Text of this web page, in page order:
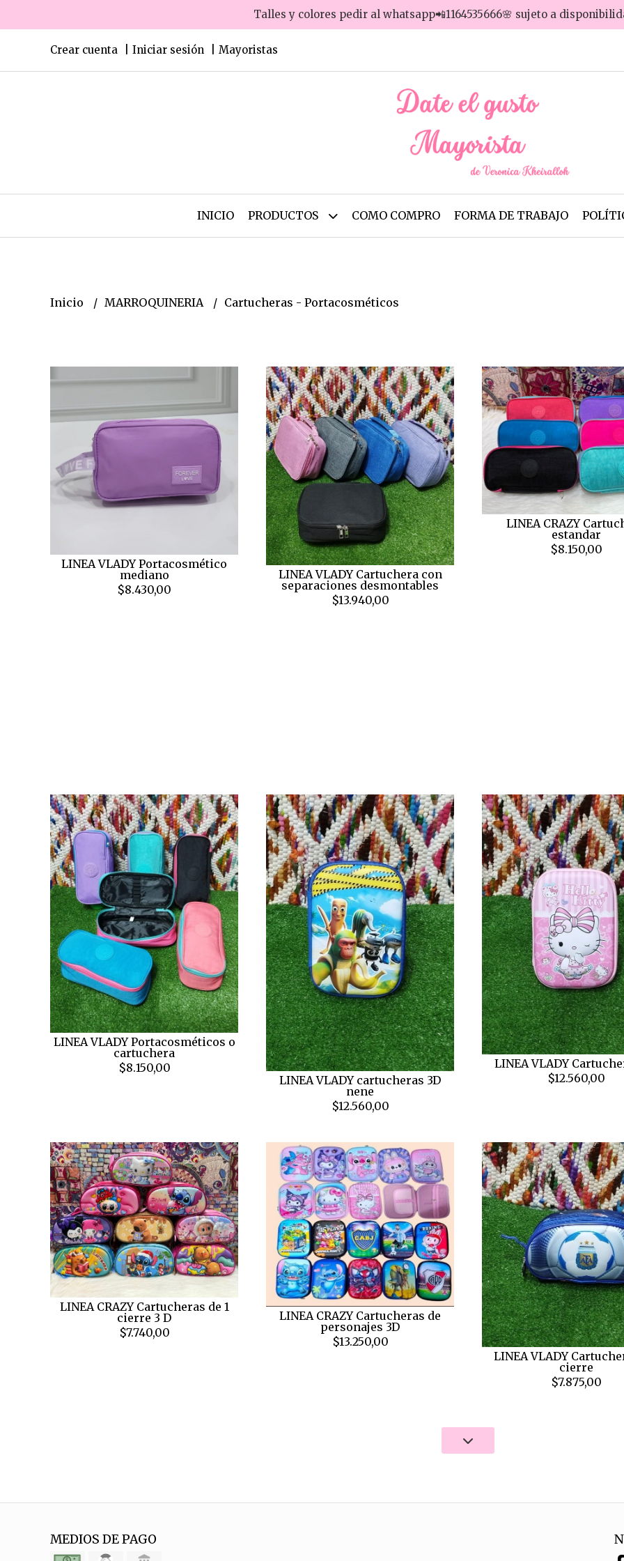
Talles y colores pedir al whatsapp📲1164535666🌸 sujeto a
Crear cuenta Iniciar sesión Mayoristas
INICIO PRODUCTOS COMO COMPRO FORMA DE TRABAJO
Inicio MARROQUINERIA Cartucheras - Portacosméticos
LINEA VLADY Portacosmético
mediano
$8.430,00
LINEA VLADY Cartuchera con
separaciones desmontables
$13.940,00
LINEA CRAZY
estandar
$8.150,00
LINEA VLADY Portacosméticos o
cartuchera
$8.150,00
LINEA VLADY cartucheras 3D
nene
$12.560,00
LINEA VLADY
$12.560,00
LINEA CRAZY Cartucheras de 1
cierre 3 D
$7.740,00
LINEA CRAZY Cartucheras de
personajes 3D
$13.250,00
LINEA VLADY
cierre
$7.875,00
MEDIOS DE PAGO